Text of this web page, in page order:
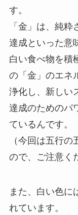
す。
「金」は、純
達成といった意
白い食べ物を積
の「金」のエネ
浄化し、新しい
達成のためのパ
ているんです。
（今回は五行
ので、ご注意く
また、白い色に
れています。